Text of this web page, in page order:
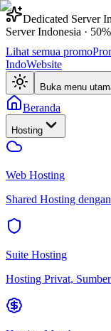
Dedicated Server
Server Indonesia · 50%
Lihat semua promo
IndoWebsite
Buka menu
Beranda
Hosting
Web Hosting
Shared Hosting
Suite Hosting
Hosting Privat,